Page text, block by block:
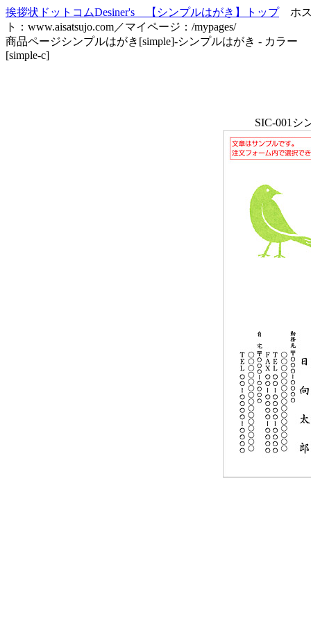
挨拶状ドットコムDesiner's 【シンプルはがき】トップホ
ト：www.aisatsujo.com／マイページ：/mypages/
商品ページシンプルはがき[simple]-シンプルはがき - カラー
[simple-c]
SIC-001